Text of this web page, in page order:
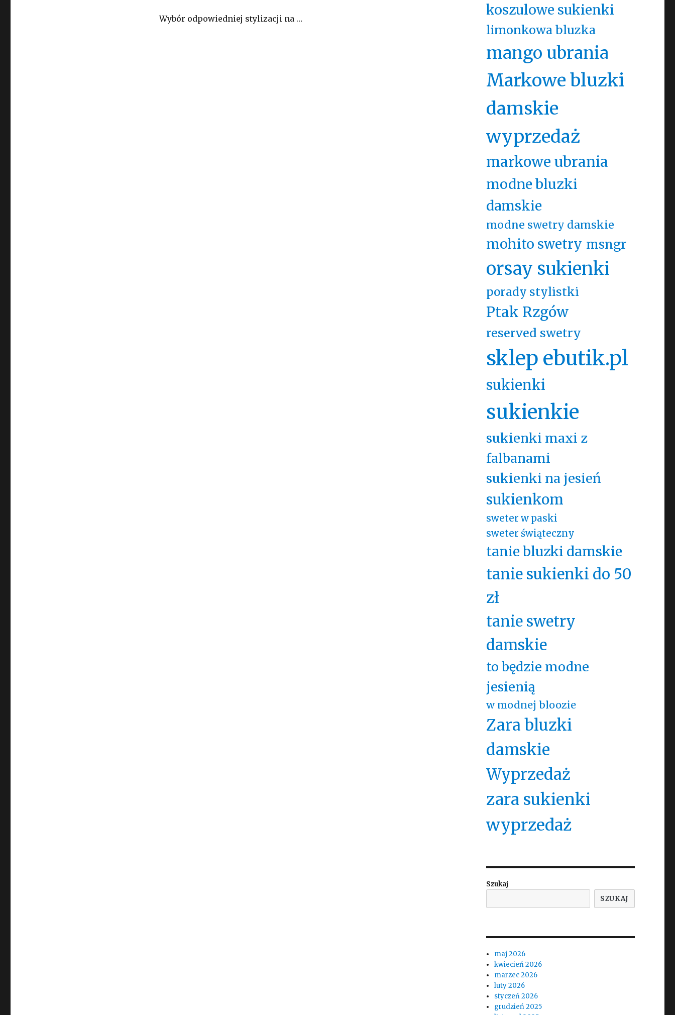
Wybór odpowiedniej stylizacji na …
koszulowe sukienki
limonkowa bluzka
mango ubrania
Markowe bluzki
damskie
wyprzedaż
markowe ubrania
modne bluzki
damskie
modne swetry damskie
mohito swetry msngr
orsay sukienki
porady stylistki
Ptak Rzgów
reserved swetry
sklep ebutik.pl
sukienki
sukienkie
sukienki maxi z
falbanami
sukienki na jesień
sukienkom
sweter w paski
sweter świąteczny
tanie bluzki damskie
tanie sukienki do 50
zł
tanie swetry
damskie
to będzie modne
jesienią
w modnej bloozie
Zara bluzki
damskie
Wyprzedaż
zara sukienki
wyprzedaż
Szukaj
SZUKAJ
maj 2026
kwiecień 2026
marzec 2026
luty 2026
styczeń 2026
grudzień 2025